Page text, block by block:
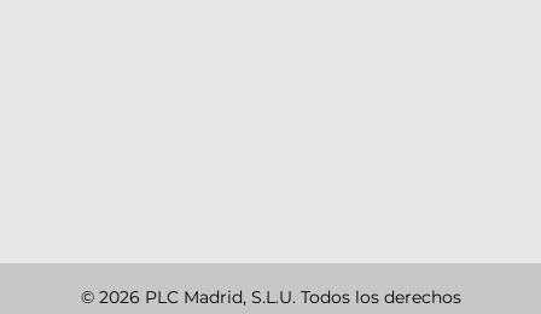
© 2026 PLC Madrid, S.L.U. Todos los derechos